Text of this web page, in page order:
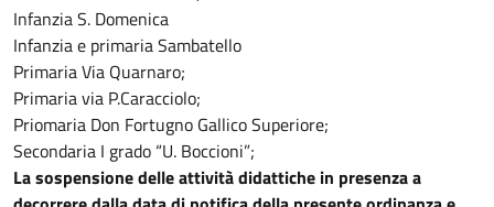
Infanzia S. Domenica
Infanzia e primaria Sambatello
Primaria Via Quarnaro;
Primaria via P.Caracciolo;
Priomaria Don Fortugno Gallico Superiore;
Secondaria I grado “U. Boccioni”;
La sospensione delle attività didattiche in presenza a